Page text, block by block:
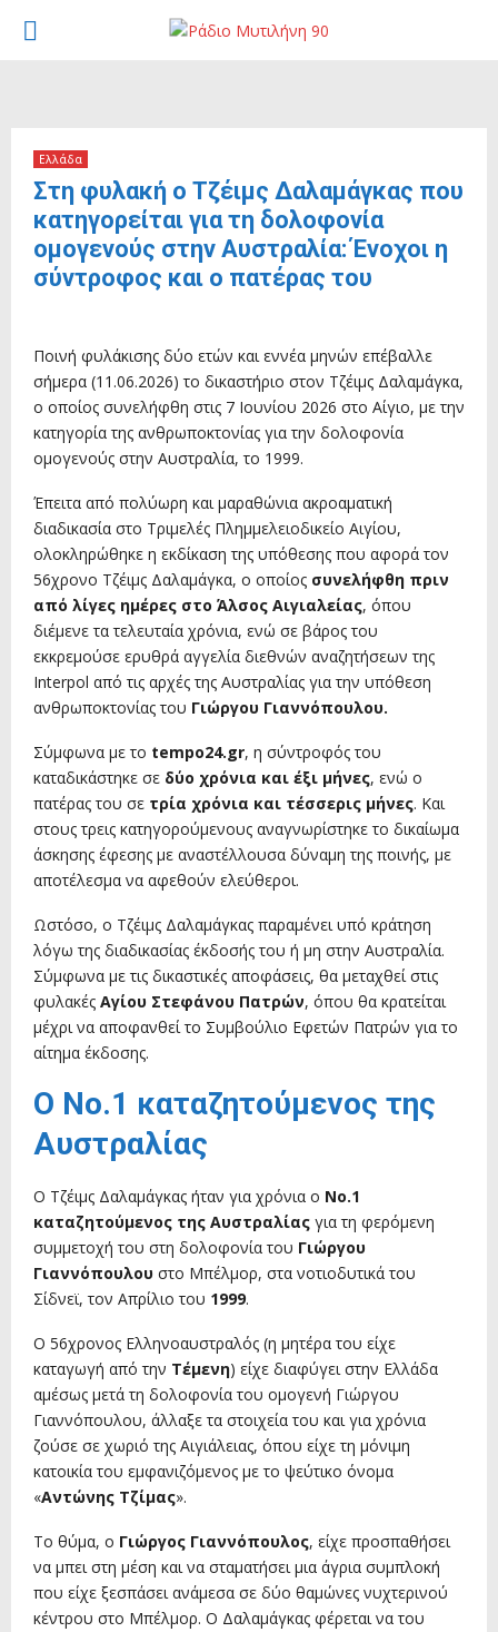
PRIMARY
Ελλάδα
Στη φυλακή ο Τζέιμς Δαλαμάγκας που
κατηγορείται για τη δολοφονία
ομογενούς στην Αυστραλία: Ένοχοι η
σύντροφος και ο πατέρας του
Ποινή φυλάκισης δύο ετών και εννέα μηνών επέβαλλε
σήμερα (11.06.2026) το δικαστήριο στον Τζέιμς Δαλαμάγκα,
ο οποίος συνελήφθη στις 7 Ιουνίου 2026 στο Αίγιο, με την
κατηγορία της ανθρωποκτονίας για την δολοφονία
ομογενούς στην Αυστραλία, το 1999.
Έπειτα από πολύωρη και μαραθώνια ακροαματική
διαδικασία στο Τριμελές Πλημμελειοδικείο Αιγίου,
ολοκληρώθηκε η εκδίκαση της υπόθεσης που αφορά τον
56χρονο Τζέιμς Δαλαμάγκα, ο οποίος συνελήφθη πριν
από λίγες ημέρες στο Άλσος Αιγιαλείας, όπου
διέμενε τα τελευταία χρόνια, ενώ σε βάρος του
εκκρεμούσε ερυθρά αγγελία διεθνών αναζητήσεων της
Interpol από τις αρχές της Αυστραλίας για την υπόθεση
ανθρωποκτονίας του Γιώργου Γιαννόπουλου.
Σύμφωνα με το tempo24.gr, η σύντροφός του
καταδικάστηκε σε δύο χρόνια και έξι μήνες, ενώ ο
πατέρας του σε τρία χρόνια και τέσσερις μήνες. Και
στους τρεις κατηγορούμενους αναγνωρίστηκε το δικαίωμα
άσκησης έφεσης με αναστέλλουσα δύναμη της ποινής, με
αποτέλεσμα να αφεθούν ελεύθεροι.
Ωστόσο, ο Τζέιμς Δαλαμάγκας παραμένει υπό κράτηση
λόγω της διαδικασίας έκδοσής του ή μη στην Αυστραλία.
Σύμφωνα με τις δικαστικές αποφάσεις, θα μεταχθεί στις
φυλακές Αγίου Στεφάνου Πατρών, όπου θα κρατείται
μέχρι να αποφανθεί το Συμβούλιο Εφετών Πατρών για το
αίτημα έκδοσης.
Ο Νο.1 καταζητούμενος της
Αυστραλίας
Ο Τζέιμς Δαλαμάγκας ήταν για χρόνια ο Νο.1
καταζητούμενος της Αυστραλίας για τη φερόμενη
συμμετοχή του στη δολοφονία του Γιώργου
Γιαννόπουλου στο Μπέλμορ, στα νοτιοδυτικά του
Σίδνεϊ, τον Απρίλιο του 1999.
Ο 56χρονος Ελληνοαυστραλός (η μητέρα του είχε
καταγωγή από την Τέμενη) είχε διαφύγει στην Ελλάδα
αμέσως μετά τη δολοφονία του ομογενή Γιώργου
Γιαννόπουλου, άλλαξε τα στοιχεία του και για χρόνια
ζούσε σε χωριό της Αιγιάλειας, όπου είχε τη μόνιμη
κατοικία του εμφανιζόμενος με το ψεύτικο όνομα
«Αντώνης Τζίμας».
Το θύμα, ο Γιώργος Γιαννόπουλος, είχε προσπαθήσει
να μπει στη μέση και να σταματήσει μια άγρια συμπλοκή
που είχε ξεσπάσει ανάμεσα σε δύο θαμώνες νυχτερινού
κέντρου στο Μπέλμορ. Ο Δαλαμάγκας φέρεται να του